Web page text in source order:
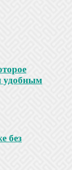
удобным
без